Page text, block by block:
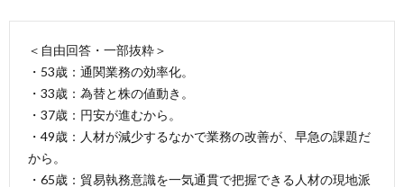
＜自由回答・一部抜粋＞
・53歳：通関業務の効率化。
・33歳：為替と株の値動き。
・37歳：円安が進むから。
・49歳：人材が減少するなかで業務の改善が、早急の課題だ
から。
・65歳：貿易執務意識を一気通貫で把握できる人材の現地派